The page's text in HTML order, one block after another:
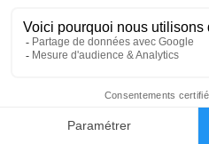
Faire-part
vendredi 05 juin 2026
Crématorium du